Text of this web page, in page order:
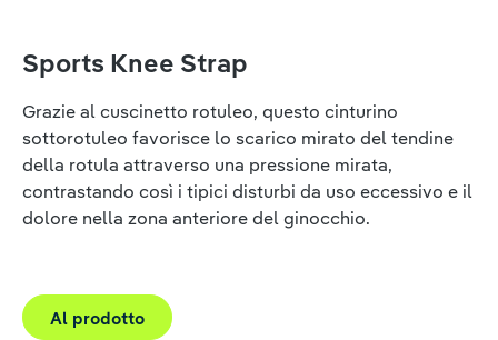
Sports Knee Strap
Grazie al cuscinetto rotuleo, questo cinturino
sottorotuleo favorisce lo scarico mirato del tendine
della rotula attraverso una pressione mirata,
contrastando così i tipici disturbi da uso eccessivo e il
dolore nella zona anteriore del ginocchio.
Al prodotto